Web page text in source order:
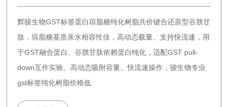
辉骏生物GST标签蛋白琼脂糖纯化树脂共价键合还原型谷胱甘
肽，琼脂糖基质亲水相容性佳，高动态载量、支持快流速，用
于GST融合蛋白、谷胱甘肽依赖蛋白纯化，适配GST pull-
down互作实验。高动态吸附容量、快流速操作，骏生物专业
gst标签纯化树脂价格低